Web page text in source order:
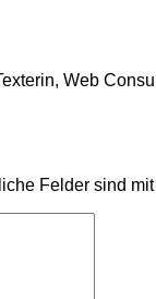
Web
Felder sind mit